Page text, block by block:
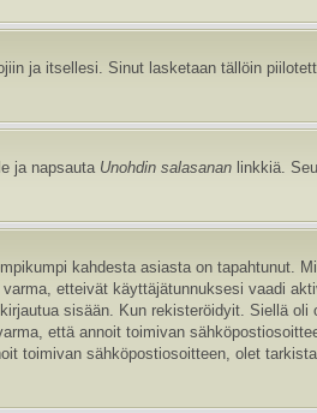
ja itsellesi. Sinut lasketaan tällöin
ja napsauta Unohdin salasanan linkkiä.
kahdesta asiasta on tapahtunut.
etteivät käyttäjätunnuksesi vaadi
sisään. Kun rekisteröidyit. Siellä oli
että annoit toimivan
toimivan sähköpostiosoitteen, olet